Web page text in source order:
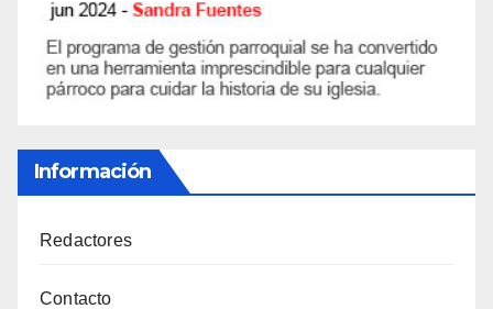
Información
Redactores
Contacto